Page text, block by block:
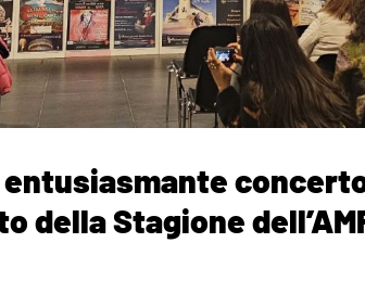
della Stagione